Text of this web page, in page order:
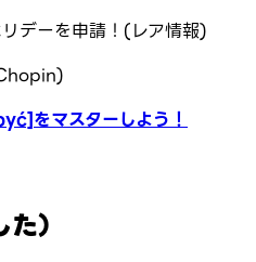
デーを申請！(レア情報)
をマスターしよう！
）